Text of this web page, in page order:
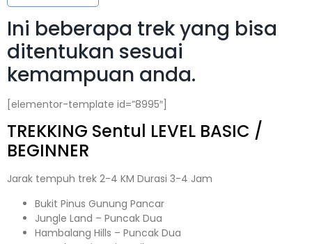
Ini beberapa trek yang bisa
ditentukan sesuai
kemampuan anda.
[elementor-template id=”8995″]
TREKKING Sentul LEVEL BASIC /
BEGINNER
Jarak tempuh trek 2-4 KM Durasi 3-4 Jam
Bukit Pinus Gunung Pancar
Jungle Land – Puncak Dua
Hambalang Hills – Puncak Dua